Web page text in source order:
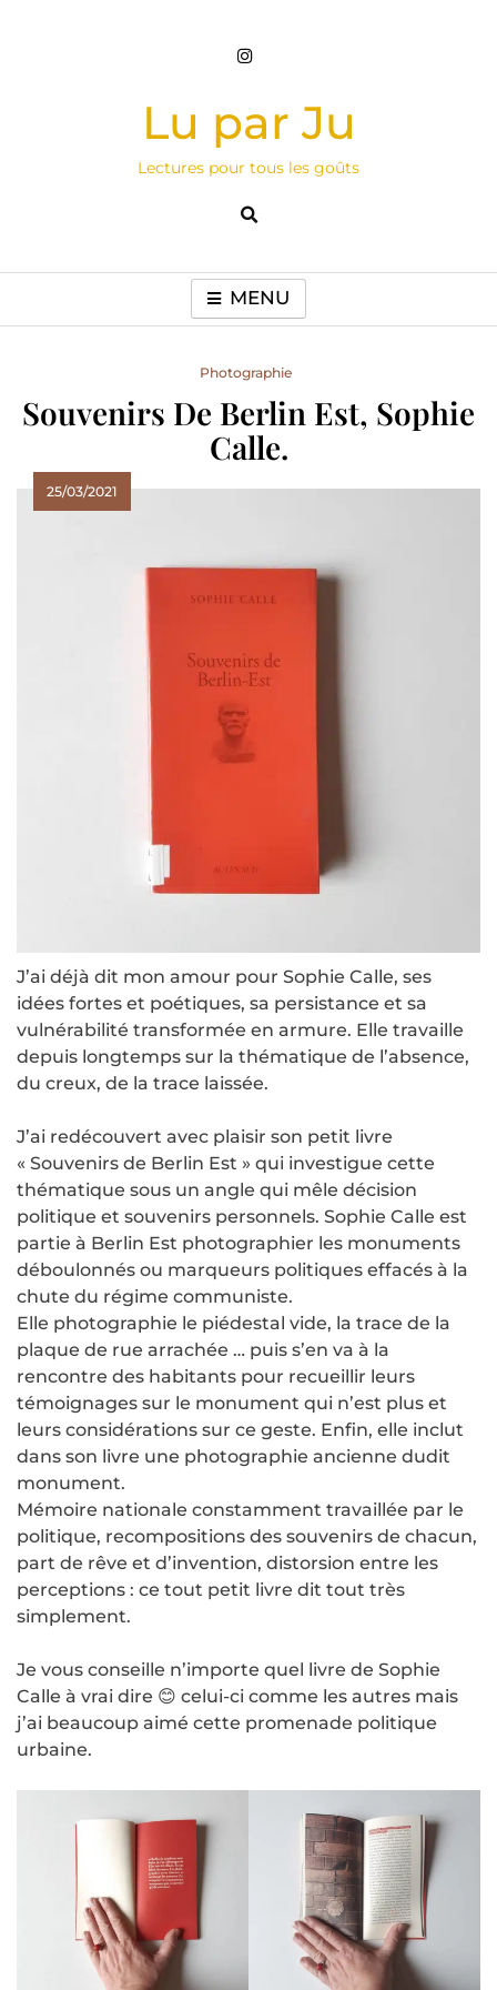
Lu par Ju
Lectures pour tous les goûts
MENU
Photographie
Souvenirs De Berlin Est, Sophie
Calle.
25/03/2021
J’ai déjà dit mon amour pour Sophie Calle, ses
idées fortes et poétiques, sa persistance et sa
vulnérabilité transformée en armure. Elle travaille
depuis longtemps sur la thématique de l’absence,
du creux, de la trace laissée.
J’ai redécouvert avec plaisir son petit livre
« Souvenirs de Berlin Est » qui investigue cette
thématique sous un angle qui mêle décision
politique et souvenirs personnels. Sophie Calle est
partie à Berlin Est photographier les monuments
déboulonnés ou marqueurs politiques effacés à la
chute du régime communiste.
Elle photographie le piédestal vide, la trace de la
plaque de rue arrachée … puis s’en va à la
rencontre des habitants pour recueillir leurs
témoignages sur le monument qui n’est plus et
leurs considérations sur ce geste. Enfin, elle inclut
dans son livre une photographie ancienne dudit
monument.
Mémoire nationale constamment travaillée par le
politique, recompositions des souvenirs de chacun,
part de rêve et d’invention, distorsion entre les
perceptions : ce tout petit livre dit tout très
simplement.
Je vous conseille n’importe quel livre de Sophie
Calle à vrai dire 😊 celui-ci comme les autres mais
j’ai beaucoup aimé cette promenade politique
urbaine.